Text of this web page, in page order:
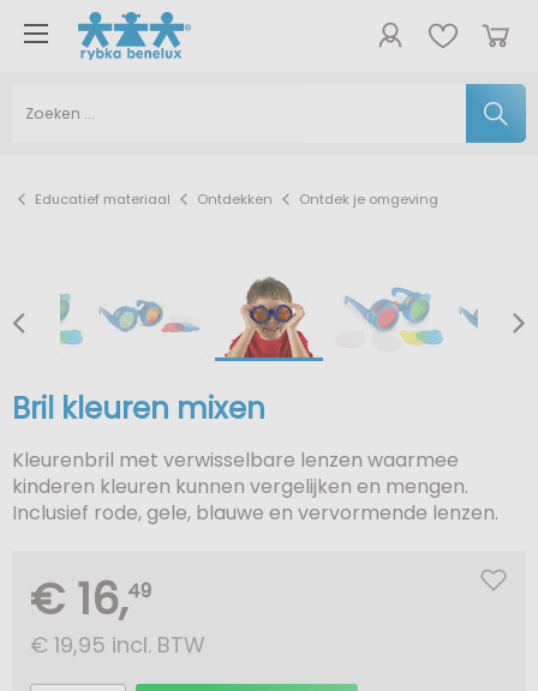
Educatief materiaal Ontdekken Ontdek je omgeving
Bril kleuren mixen
Kleurenbril met verwisselbare lenzen waarmee
kinderen kleuren kunnen vergelijken en mengen.
Inclusief rode, gele, blauwe en vervormende lenzen.
€ 16,49
€ 19,95 incl. BTW